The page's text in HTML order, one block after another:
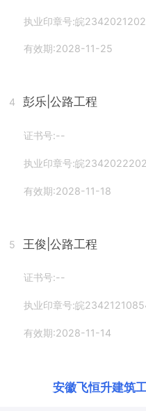
执业印章号:皖
有效期:2028-11-25
4 彭乐 |公路工程
证书号:--
执业印章号:皖
有效期:2028-11-18
5 王俊 |公路工程
证书号:--
执业印章号:皖
有效期:2028-11-14
安徽飞恒升建筑